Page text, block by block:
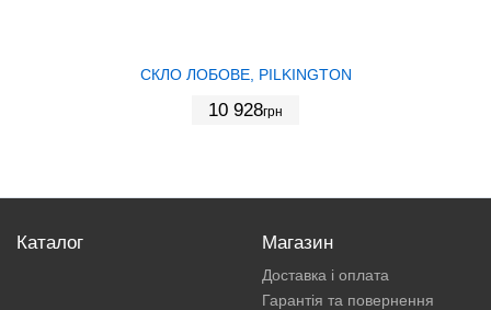
СКЛО ЛОБОВЕ, PILKINGTON
10 928грн
Каталог Магазин
Доставка і оплата
Гарантія та повернення